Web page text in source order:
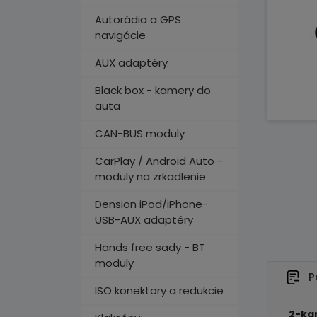
Autorádia a GPS
navigácie
AUX adaptéry
Black box - kamery do
auta
CAN-BUS moduly
CarPlay / Android Auto -
moduly na zrkadlenie
Dension iPod/iPhone-
USB-AUX adaptéry
Hands free sady - BT
moduly
ISO konektory a redukcie
2-